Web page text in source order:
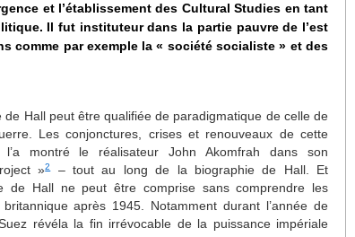
et l’établissement des Cultural Studies en tant
Il fut instituteur dans la partie pauvre de l’est
comme par exemple la « société socialiste » et des
de Hall peut être qualifiée de paradigmatique de celle de
Les conjonctures, crises et renouveaux de cette
montré le réalisateur John Akomfrah dans son
»2– tout au long de la biographie de Hall. Et
de Hall ne peut être comprise sans comprendre les
après 1945. Notamment durant l’année de
révéla la fin irrévocable de la puissance impériale